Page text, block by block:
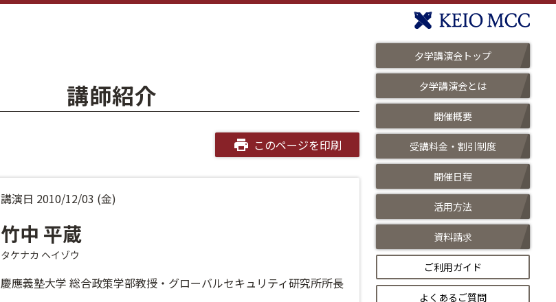
講師紹介
このページを印刷
講演日 2010/12/03 (金)
竹中 平蔵
タケナカ ヘイゾウ
慶應義塾大学 総合政策学部教授・グローバルセキュリティ研究所所長
夕学講演会トップ
夕学講演会とは
開催概要
受講料金・割引制度
開催日程
活用方法
資料請求
ご利用ガイド
よくあるご質問